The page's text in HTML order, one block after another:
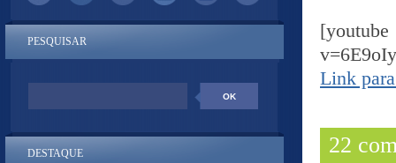
Link
22
PESQUISAR
DESTAQUE